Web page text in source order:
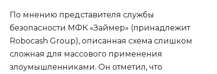
По мнению представителя службы
безопасности МФК «Займер» (принадлежит
Robocash Group), описанная схема слишком
сложная для массового применения
злоумышленниками. Он отметил, что